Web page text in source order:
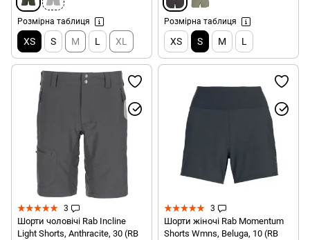
Розмірна таблиця
XS S M L XL
Розмірна таблиця
XS S M L
3
Шорти чоловічі Rab Incline
Light Shorts, Anthracite, 30 (RB
3
Шорти жіночі Rab Momentum
Shorts Wmns, Beluga, 10 (RB